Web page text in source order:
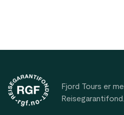
Fjord Tours er
Reisegarantifond.